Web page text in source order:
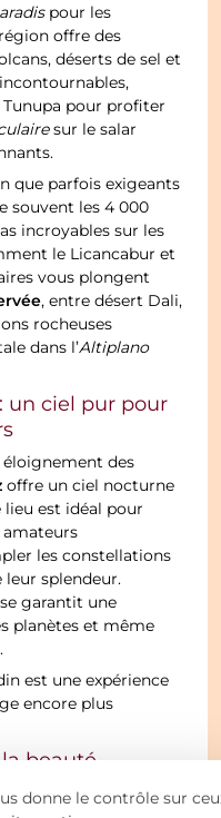
pour les
offre des
déserts de sel et
pour profiter
sur le salar
que parfois exigeants
souvent les 4 000
incroyables sur les
le Licancabur et
vous plongent
, entre désert Dali,
rocheuses
dans l’Altiplano
un ciel pur pour
des
offre un ciel nocturne
lieu est idéal pour
amateurs
les constellations
leur splendeur.
garantit une
planètes et même
est une expérience
encore plus
beauté
donne le contrôle sur